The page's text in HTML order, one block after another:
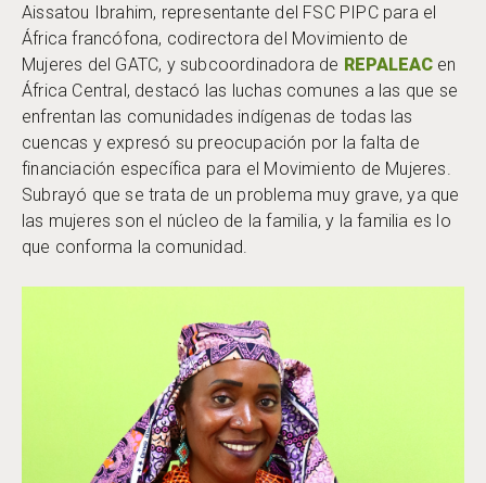
Aissatou Ibrahim, representante del FSC PIPC para el
África francófona, codirectora del Movimiento de
Mujeres del GATC, y subcoordinadora de REPALEACen
África Central, destacó las luchas comunes a las que se
enfrentan las comunidades indígenas de todas las
cuencas y expresó su preocupación por la falta de
financiación específica para el Movimiento de Mujeres.
Subrayó que se trata de un problema muy grave, ya que
las mujeres son el núcleo de la familia, y la familia es lo
que conforma la comunidad.